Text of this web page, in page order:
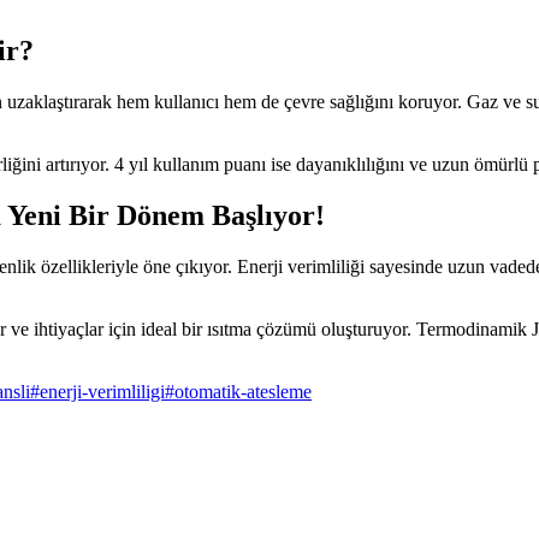
hem kullanıcı hem de çevre sağlığını koruyor. Gaz
artırıyor. 4 yıl kullanım puanı ise dayanıklılığını ve uzun ömürlü
Bir Dönem Başlıyor!
özellikleriyle öne çıkıyor. Enerji verimliliği sayesinde uzun
ihtiyaçlar için ideal bir ısıtma çözümü oluşturuyor.
#enerji-verimliligi#otomatik-atesleme